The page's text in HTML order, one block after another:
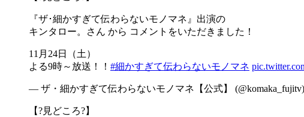
『ザ･細かすぎて伝わらないモノマネ』出演の
キンタロー。さん から コメントをいただきました！
11月24日（土）
よる9時～放送！！ #細かすぎて伝わらないモノマネ
— ザ・細かすぎて伝わらないモノマネ【公式】 (@komaka_fujitv)
【?見どころ?】